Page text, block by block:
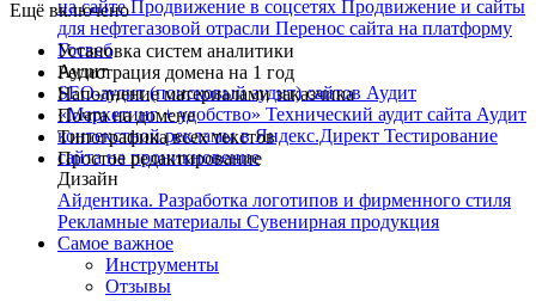
на сайтеПродвижение в соцсетях Продвижение и сайты
для нефтегазовой отрасли Перенос сайта на платформу
Госвеб
Аудит
SEO-аудит (поисковый аудит) сайтов Аудит
«Маркетинг + удобство» Технический аудит сайта Аудит
контекстной рекламы в Яндекс.Директ Тестирование
сайта на проникновение
Дизайн
Айдентика. Разработка логотипов и фирменного стиля
Рекламные материалы Сувенирная продукция
Самое важное
Инструменты
Отзывы
Ещё включено
Установка систем аналитики
Регистрация домена на 1 год
Наполнение материалами заказчика
Почта на домене
Типографика всех текстов
Простое редактирование